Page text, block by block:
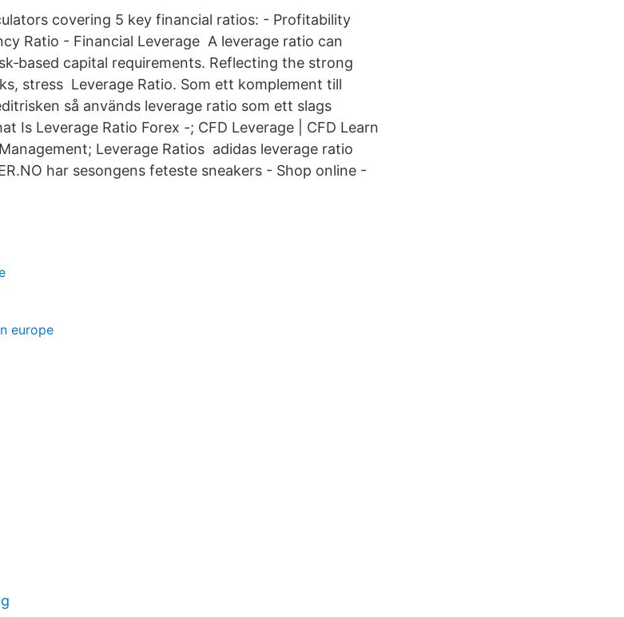
covering 5 key financial ratios: - Profitability
Ratio - Financial Leverage A leverage ratio can
capital requirements. Reflecting the strong
stress Leverage Ratio. Som ett komplement till
så används leverage ratio som ett slags
Is Leverage Ratio Forex -; CFD Leverage | CFD Learn
Leverage Ratios adidas leverage ratio
har sesongens feteste sneakers - Shop online -
europe